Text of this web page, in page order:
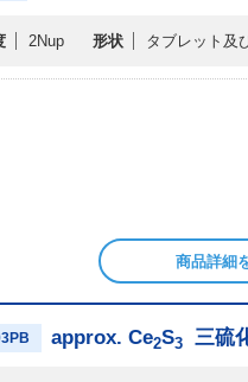
2Nup 形状 タブレット及
商品詳細
approx. Ce2S3 三硫